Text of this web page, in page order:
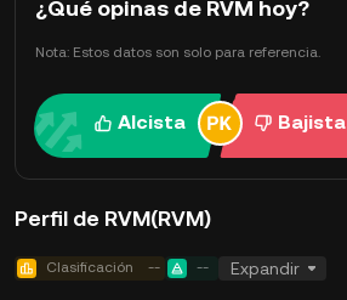
¿Qué opinas de RVM hoy?
Nota: Estos datos son solo para referencia.
Alcista Bajista
Perfil de RVM(RVM)
Clasificación -- -- Expandir